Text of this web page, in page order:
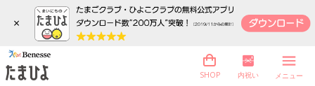
×
SHOP 内祝い メニュー